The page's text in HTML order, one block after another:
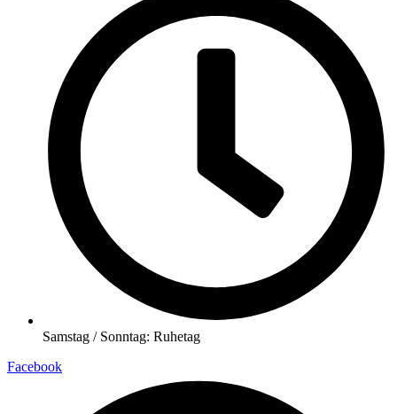
Samstag / Sonntag: Ruhetag
Facebook